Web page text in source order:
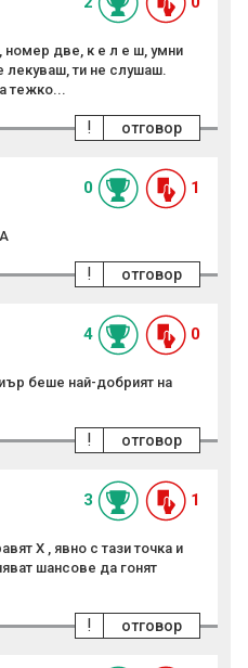
номер две, к е л е ш, умни
лекуваш, ти не слушаш.
тежко...
отговор
!
0 1
отговор
!
4 0
беше най-добрият на
отговор
!
3 1
Х , явно с тази точка и
шансове да гонят
отговор
!